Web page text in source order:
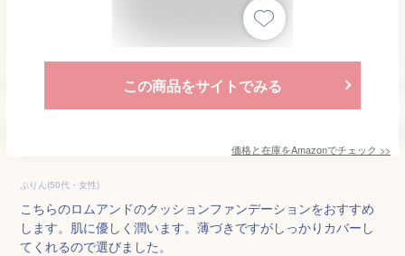
この商品をサイトでみる
価格と在庫をAmazonでチェック >>
ぷりん(50代・女性)
こちらのロムアンドのクッションファンデーションをおすすめ
します。肌に優しく潤います。薄づきですがしっかりカバーし
てくれるので選びました。